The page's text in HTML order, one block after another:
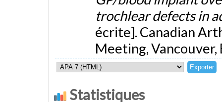
trochlear defects in
écrite]. Canadian
Meeting,
Statistiques